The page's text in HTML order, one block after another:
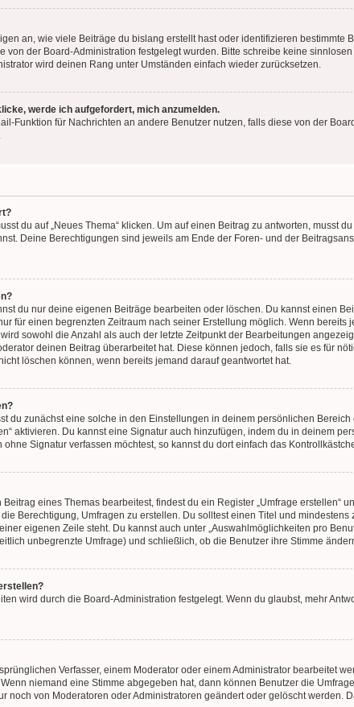
an, wie viele Beiträge du bislang erstellt hast oder identifizieren
von der Board-Administration festgelegt wurden. Bitte schreibe keine
wird deinen Rang unter Umständen einfach wieder zurücksetzen.
werde ich aufgefordert, mich anzumelden.
Funktion für Nachrichten an andere Benutzer nutzen, falls diese von der
du auf „Neues Thema“ klicken. Um auf einen Beitrag zu antworten, musst
Deine Berechtigungen sind jeweils am Ende der Foren- und der
du nur deine eigenen Beiträge bearbeiten oder löschen. Du kannst einen
für einen begrenzten Zeitraum nach seiner Erstellung möglich. Wenn
sowohl die Anzahl als auch der letzte Zeitpunkt der Bearbeitungen
deinen Beitrag überarbeitet hat. Diese können jedoch, falls sie es für
löschen können, wenn bereits jemand darauf geantwortet hat.
du zunächst eine solche in den Einstellungen in deinem persönlichen
aktivieren. Du kannst eine Signatur auch hinzufügen, indem du in deinem
Signatur verfassen möchtest, so kannst du dort einfach das
eines Themas bearbeitest, findest du ein Register „Umfrage erstellen“
Berechtigung, Umfragen zu erstellen. Du solltest einen Titel und
eigenen Zeile steht. Du kannst auch unter „Auswahlmöglichkeiten pro
unbegrenzte Umfrage) und schließlich, ob die Benutzer ihre Stimme
wird durch die Board-Administration festgelegt. Wenn du glaubst, mehr
Verfasser, einem Moderator oder einem Administrator bearbeitet
niemand eine Stimme abgegeben hat, dann können Benutzer die
noch von Moderatoren oder Administratoren geändert oder gelöscht